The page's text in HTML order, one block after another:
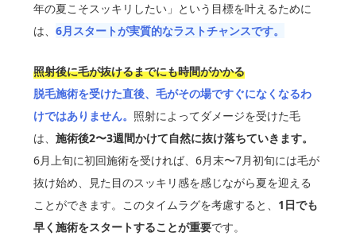
年の夏こそスッキリしたい」という目標を叶えるために
は、6月スタートが実質的なラストチャンスです。
照射後に毛が抜けるまでにも時間がかかる
脱毛施術を受けた直後、毛がその場ですぐになくなるわ
けではありません。 照射によってダメージを受けた毛
は、施術後2〜3週間かけて自然に抜け落ちていきます。
6月上旬に初回施術を受ければ、6月末〜7月初旬には毛が
抜け始め、見た目のスッキリ感を感じながら夏を迎える
ことができます。このタイムラグを考慮すると、 1日でも
早く施術をスタートすることが重要です。